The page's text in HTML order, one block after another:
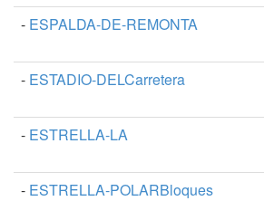
- ESPALDA-DE-REMONTA
- ESTADIO-DELCarretera
- ESTRELLA-LA
- ESTRELLA-POLARBloques